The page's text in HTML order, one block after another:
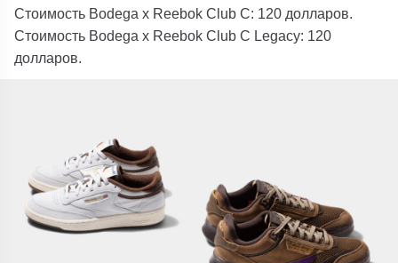
Стоимость Bodega x Reebok Club C: 120 долларов.
Стоимость Bodega x Reebok Club C Legacy: 120
долларов.